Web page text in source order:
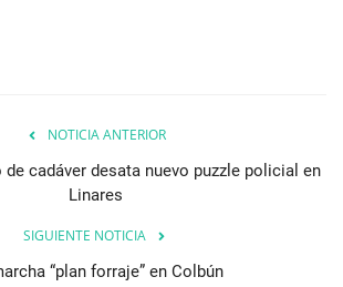
NOTICIA ANTERIOR
cadáver desata nuevo puzzle policial en
Linares
SIGUIENTE NOTICIA
“plan forraje” en Colbún